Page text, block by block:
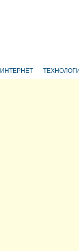
ИНТЕРНЕТ